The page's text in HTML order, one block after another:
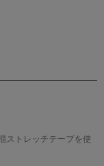
ストレッチテープを使